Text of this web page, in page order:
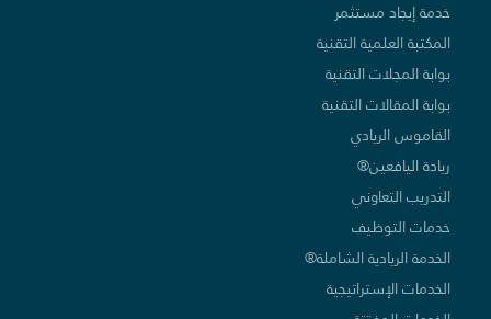
خدمة إيجاد مستثمر
المكتبة العلمية التقنية
بوابة المجلات التقنية
بوابة المقالات التقنية
القاموس الريادي
ريادة اليافعين®
التدريب التعاوني
خدمات التوظيف
الخدمة الريادية الشاملة®
الخدمات الإستراتيجية